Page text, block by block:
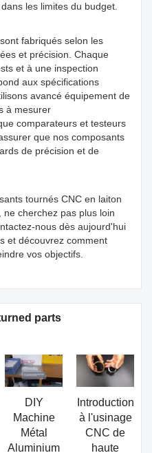
les limites du budget.
fabriqués selon les
et précision. Chaque
et à une inspection
aux spécifications
avancé équipement de
à mesurer
comparateurs et testeurs
que nos composants
de précision et de
tournés CNC en laiton
cherchez pas plus loin
nous dès aujourd'hui
et découvrez comment
vos objectifs.
parts
DIY
Machine
Métal
Aluminium
Introduction
à l'usinage
CNC de
haute